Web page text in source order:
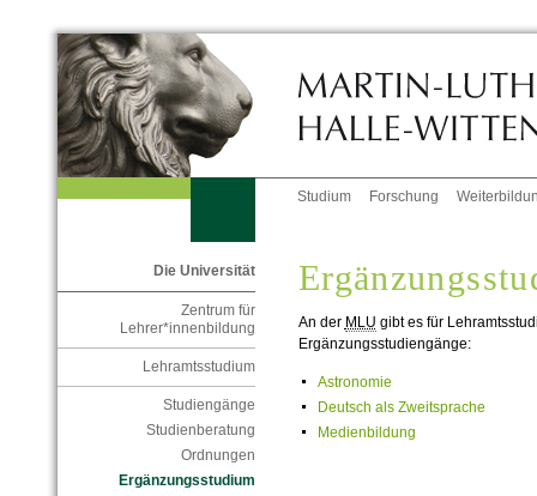
Studium Forschung
Die Universität
Zentrum für
Lehrer*innenbildung
Lehramtsstudium
Studiengänge
Studienberatung
Ordnungen
Ergänzungsstudium
An der MLU gibt es für
Ergänzungsstudiengänge:
Astronomie
Deutsch als Zweitsprache
Medienbildung